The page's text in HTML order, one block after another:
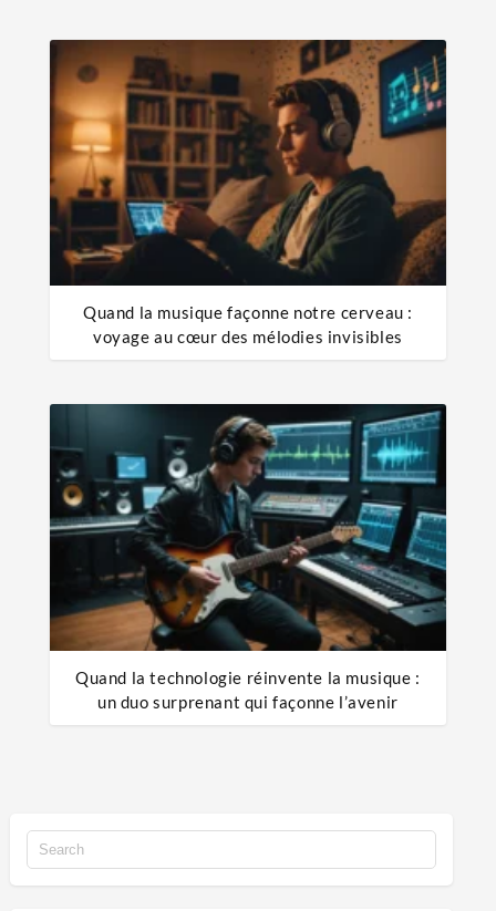
Quand la musique façonne notre cerveau :
voyage au cœur des mélodies invisibles
Quand la technologie réinvente la musique :
un duo surprenant qui façonne l’avenir